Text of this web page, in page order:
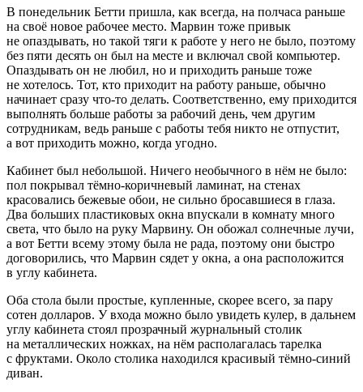
В понедельник Бетти пришла, как всегда, на полчаса раньше
на своё новое рабочее место. Марвин тоже привык
не опаздывать, но такой тяги к работе у него не было, поэтому
без пяти десять он был на месте и включал свой компьютер.
Опаздывать он не любил, но и приходить раньше тоже
не хотелось. Тот, кто приходит на работу раньше, обычно
начинает сразу что-то делать. Соответственно, ему приходится
выполнять больше работы за рабочий день, чем другим
сотрудникам, ведь раньше с работы тебя никто не отпустит,
а вот приходить можно, когда угодно.
Кабинет был небольшой. Ничего необычного в нём не было:
пол покрывал тёмно-коричневый ламинат, на стенах
красовались бежевые обои, не сильно бросавшиеся в глаза.
Два больших пластиковых окна впускали в комнату много
света, что было на руку Марвину. Он обожал солнечные лучи,
а вот Бетти всему этому была не рада, поэтому они быстро
договорились, что Марвин сядет у окна, а она расположится
в углу кабинета.
Оба стола были простые, купленные, скорее всего, за пару
сотен долларов. У входа можно было увидеть кулер, в дальнем
углу кабинета стоял прозрачный журнальный столик
на металлических ножках, на нём располагалась тарелка
с фруктами. Около столика находился красивый тёмно-синий
диван.